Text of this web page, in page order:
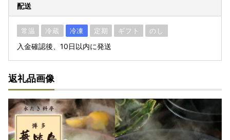
配送
常温 冷蔵 冷凍 定期 ギフト のし
入金確認後、10日以内に発送
返礼品画像